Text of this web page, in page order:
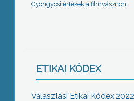
Gyöngyösi értékek a filmvásznon
ETIKAI KÓDEX
Választási Etikai Kódex 2022